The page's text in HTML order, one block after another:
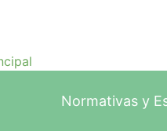
Normativas y